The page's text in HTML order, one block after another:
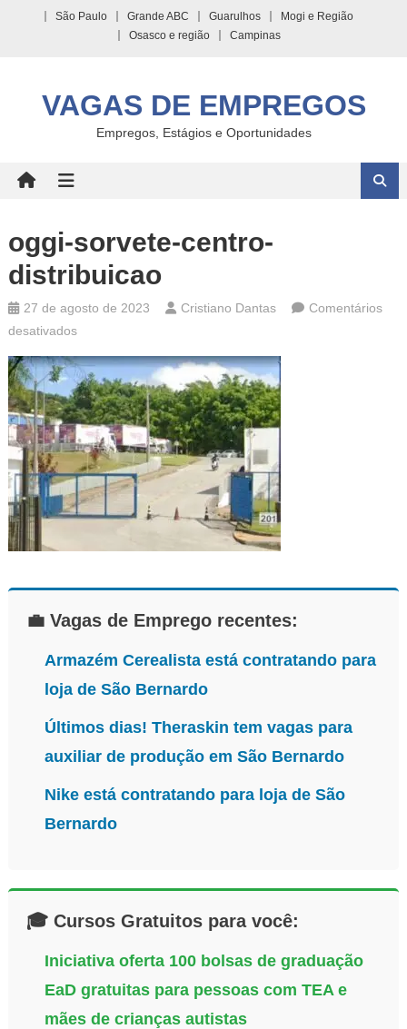
São Paulo Grande ABC Guarulhos
Mogi e Região
Osasco e região
Campinas
VAGAS DE EMPREGOS
Empregos, Estágios e Oportunidades
oggi-sorvete-centro-
distribuicao
27 de agosto de 2023 Cristiano Dantas
Comentários
desativadosem
sorvete-
centro-
distribuicao
💼 Vagas de Emprego recentes:
Armazém Cerealista está contratando para
loja de São Bernardo
Últimos dias! Theraskin tem vagas para
auxiliar de produção em São Bernardo
Nike está contratando para loja de São
Bernardo
🎓 Cursos Gratuitos para você:
Iniciativa oferta 100 bolsas de graduação
EaD gratuitas para pessoas com TEA e
mães de crianças autistas